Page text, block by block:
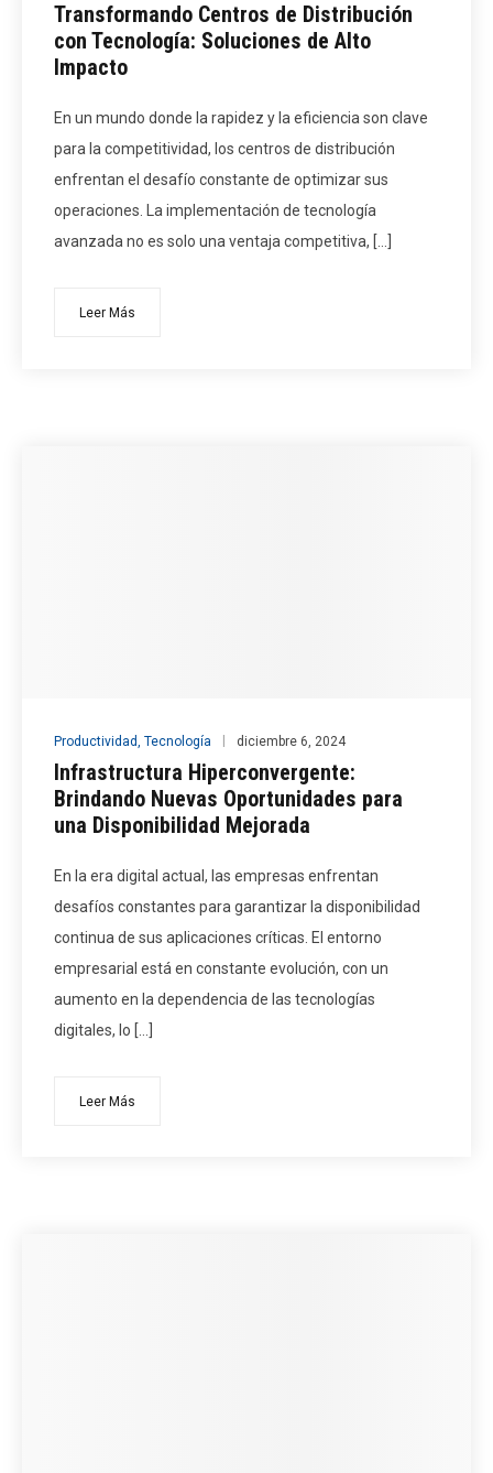
Transformando Centros de Distribución
con Tecnología: Soluciones de Alto
Impacto
En un mundo donde la rapidez y la eficiencia son clave
para la competitividad, los centros de distribución
enfrentan el desafío constante de optimizar sus
operaciones. La implementación de tecnología
avanzada no es solo una ventaja competitiva, […]
Leer Más
Productividad Tecnología diciembre 6, 2024
Infrastructura Hiperconvergente:
Brindando Nuevas Oportunidades para
una Disponibilidad Mejorada
En la era digital actual, las empresas enfrentan
desafíos constantes para garantizar la disponibilidad
continua de sus aplicaciones críticas. El entorno
empresarial está en constante evolución, con un
aumento en la dependencia de las tecnologías
digitales, lo […]
Leer Más